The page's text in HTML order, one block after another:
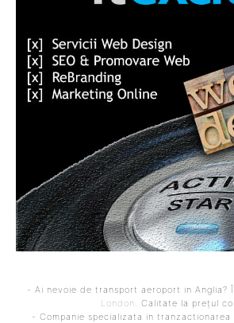
- Ai nevoie de transport aeroport in Anglia?
London
. Calitate la prețul
- Companie specializata in tranzactionarea